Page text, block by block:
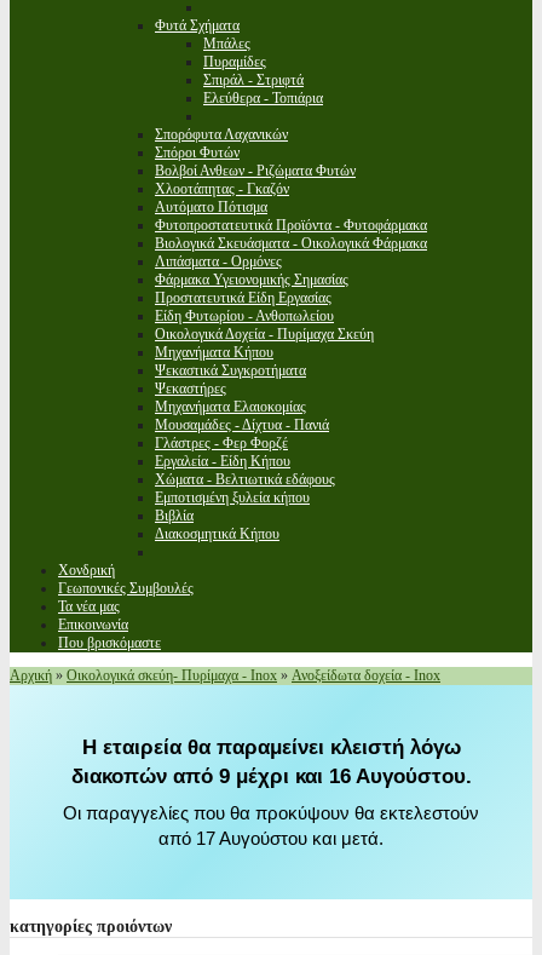
Φυτά Σχήματα
Μπάλες
Πυραμίδες
Σπιράλ - Στριφτά
Ελεύθερα - Τοπιάρια
Σπορόφυτα Λαχανικών
Σπόροι Φυτών
Βολβοί Ανθεων - Ριζώματα Φυτών
Χλοοτάπητας - Γκαζόν
Αυτόματο Πότισμα
Φυτοπροστατευτικά Προϊόντα - Φυτοφάρμακα
Βιολογικά Σκευάσματα - Οικολογικά Φάρμακα
Λιπάσματα - Ορμόνες
Φάρμακα Υγειονομικής Σημασίας
Προστατευτικά Είδη Εργασίας
Είδη Φυτωρίου - Ανθοπωλείου
Οικολογικά Δοχεία - Πυρίμαχα Σκεύη
Μηχανήματα Κήπου
Ψεκαστικά Συγκροτήματα
Ψεκαστήρες
Μηχανήματα Ελαιοκομίας
Μουσαμάδες - Δίχτυα - Πανιά
Γλάστρες - Φερ Φορζέ
Εργαλεία - Είδη Κήπου
Χώματα - Βελτιωτικά εδάφους
Εμποτισμένη ξυλεία κήπου
Βιβλία
Διακοσμητικά Κήπου
Χονδρική
Γεωπονικές Συμβουλές
Τα νέα μας
Επικοινωνία
Που βρισκόμαστε
Αρχική » Οικολογικά σκεύη- Πυρίμαχα - Inox » Ανοξείδωτα δοχεία - Inox
Η εταιρεία θα παραμείνει κλειστή λόγω
διακοπών από 9 μέχρι και 16 Αυγούστου.
Οι παραγγελίες που θα προκύψουν θα εκτελεστούν
από 17 Αυγούστου και μετά.
κατηγορίες προιόντων